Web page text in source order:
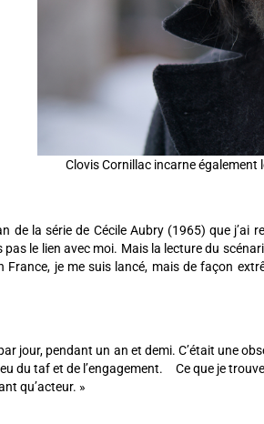
Clovis Cornillac incarne
de la série de Cécile Aubry (1965) que j’ai
le lien avec moi. Mais la lecture du
France, je me suis lancé, mais de façon
jour, pendant un an et demi. C’était une
du taf et de l’engagement. Ce que je
qu’acteur. »